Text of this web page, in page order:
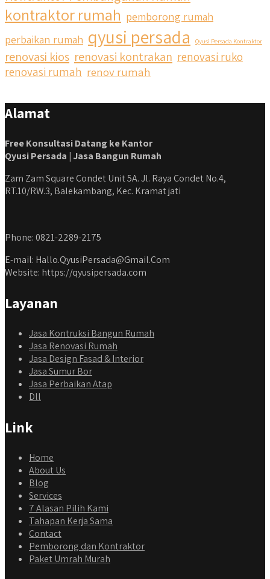
kontraktor rumah pemborong rumah
perbaikan rumah qyusi persada Qyusi Persada Kontraktor
renovasi kios renovasi kontrakan renovasi ruko
renovasi rumah renov rumah
Alamat
Free Konsultasi Datang ke Kantor
Qyusi Persada | Jasa Bangun Rumah
Zam Zam Square Condet Unit 5A. Jl. Raya Condet No.4,
RT.10/RW.3, Balekambang, Kec. Kramat jati
Phone: 0821-2289-2175
E-mail: Hallo.QyusiPersada@Gmail.Com
Website: https://qyusipersada.com
Layanan
Jasa Kontruksi Bangun Rumah
Jasa Renovasi Rumah
Jasa Design Fasad & Interior
Jasa Sumur Bor
Jasa Perbaikan Atap
Dll
Link
Home
About Us
Blog
Services
7 Alasan Pilih Kami
Tahapan Kerja Sama
Contact
Pemborong dan Kontraktor
Paket Umrah Murah